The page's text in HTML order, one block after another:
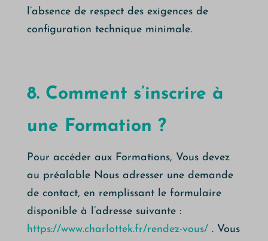
l’absence de respect des exigences de
configuration technique minimale.
8. Comment s’inscrire à
une Formation ?
Pour accéder aux Formations, Vous devez
au préalable Nous adresser une demande
de contact, en remplissant le formulaire
disponible à l’adresse suivante :
https://www.charlottek.fr/rendez-vous/. Vous